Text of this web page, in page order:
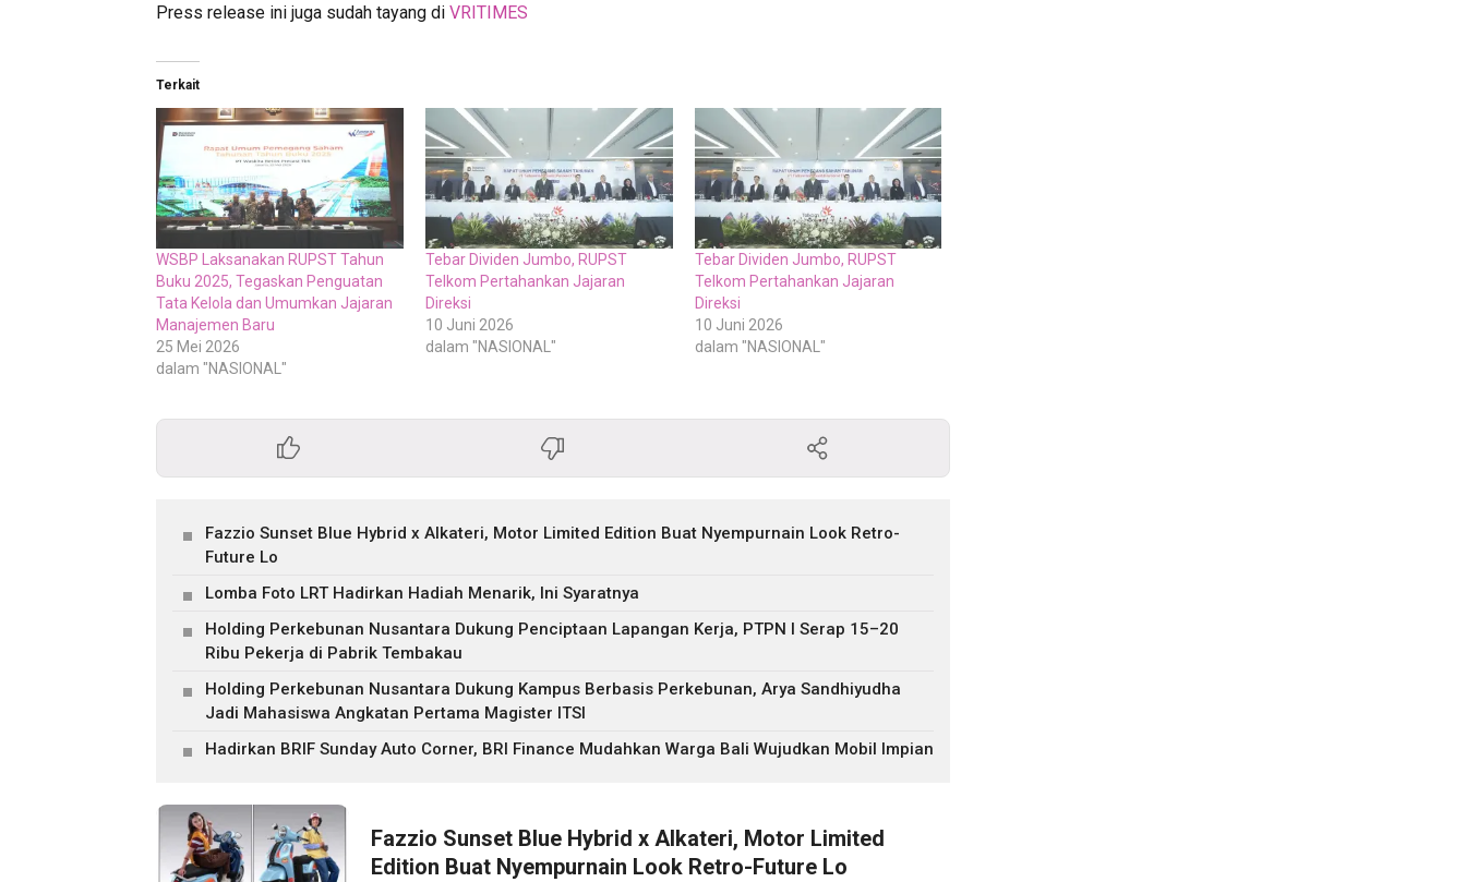
Press release ini juga sudah tayang di VRITIMES
Terkait
WSBP Laksanakan RUPST Tahun
Buku 2025, Tegaskan Penguatan
Tata Kelola dan Umumkan Jajaran
Manajemen Baru
25 Mei 2026
dalam "NASIONAL"
Tebar Dividen Jumbo, RUPST
Telkom Pertahankan Jajaran
Direksi
10 Juni 2026
dalam "NASIONAL"
Tebar Dividen Jumbo, RUPST
Telkom Pertahankan Jajaran
Direksi
10 Juni 2026
dalam "NASIONAL"
Fazzio Sunset Blue Hybrid x Alkateri, Motor Limited Edition Buat Nyempurnain Look Retro-
Future Lo
Lomba Foto LRT Hadirkan Hadiah Menarik, Ini Syaratnya
Holding Perkebunan Nusantara Dukung Penciptaan Lapangan Kerja, PTPN I Serap 15–20
Ribu Pekerja di Pabrik Tembakau
Holding Perkebunan Nusantara Dukung Kampus Berbasis Perkebunan, Arya Sandhiyudha
Jadi Mahasiswa Angkatan Pertama Magister ITSI
Hadirkan BRIF Sunday Auto Corner, BRI Finance Mudahkan Warga Bali Wujudkan Mobil Impian
Fazzio Sunset Blue Hybrid x Alkateri, Motor Limited
Edition Buat Nyempurnain Look Retro-Future Lo